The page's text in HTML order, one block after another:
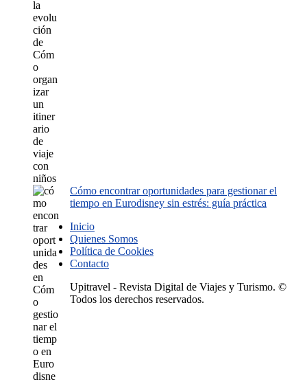
Cómo encontrar oportunidades para gestionar el
tiempo en Eurodisney sin estrés: guía práctica
Inicio
Quienes Somos
Política de Cookies
Contacto
Upitravel - Revista Digital de Viajes y Turismo. ©
Todos los derechos reservados.